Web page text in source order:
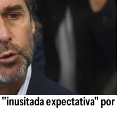
"inusitada expectativa" por